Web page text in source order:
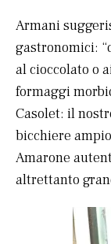
Armani
gastronomici:
al cioccolato o
formaggi
Casolet: il
bicchiere
Amarone
altrettanto